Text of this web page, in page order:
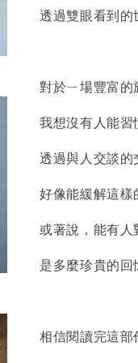
透過雙眼看到
對於ㄧ場豐富
我想沒有人能習
透過與人交談的
好像能緩解這樣
或著說，能有
是多麼珍貴的
相信閱讀完這